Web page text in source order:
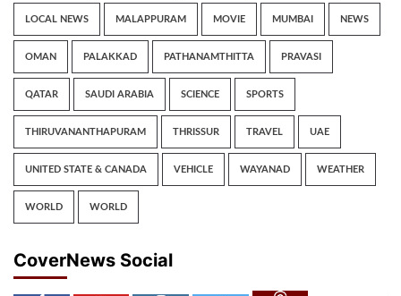
LOCAL NEWS MALAPPURAM MOVIE MUMBAI NEWS
OMAN PALAKKAD PATHANAMTHITTA PRAVASI
QATAR SAUDI ARABIA SCIENCE SPORTS
THIRUVANANTHAPURAM THRISSUR TRAVEL UAE
UNITED STATE & CANADA VEHICLE WAYANAD WEATHER
WORLD WORLD
CoverNews Social